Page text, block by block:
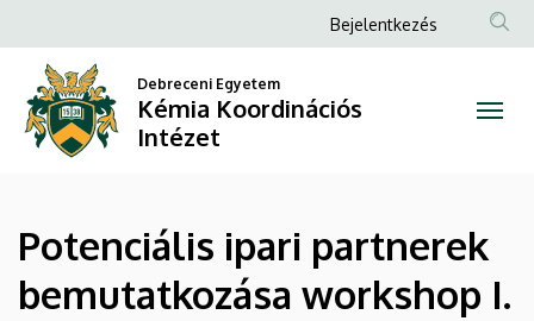
ipari
partnerek
bemutatkozása
workshop
a
tartalomra
Anonim
fiók
menüje
Bejelentkezés
Debreceni Egyetem
Kémia Koordinációs
Intézet
Potenciális ipari partnerek
bemutatkozása workshop I.